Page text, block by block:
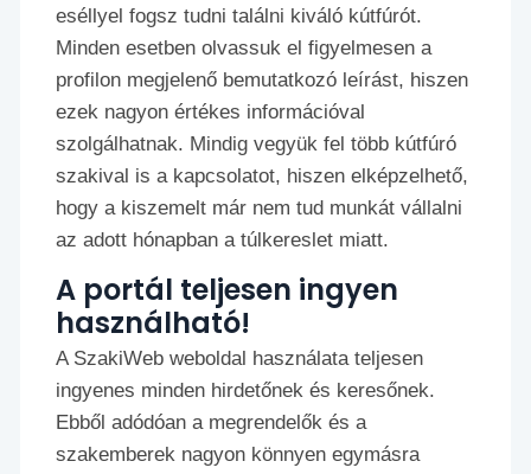
eséllyel fogsz tudni találni kiváló kútfúrót.
Minden esetben olvassuk el figyelmesen a
profilon megjelenő bemutatkozó leírást, hiszen
ezek nagyon értékes információval
szolgálhatnak. Mindig vegyük fel több kútfúró
szakival is a kapcsolatot, hiszen elképzelhető,
hogy a kiszemelt már nem tud munkát vállalni
az adott hónapban a túlkereslet miatt.
A portál teljesen ingyen
használható!
A SzakiWeb weboldal használata teljesen
ingyenes minden hirdetőnek és keresőnek.
Ebből adódóan a megrendelők és a
szakemberek nagyon könnyen egymásra